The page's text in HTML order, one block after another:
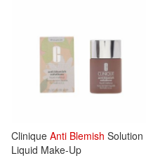
Clinique Anti Blemish Solution
Liquid Make-Up